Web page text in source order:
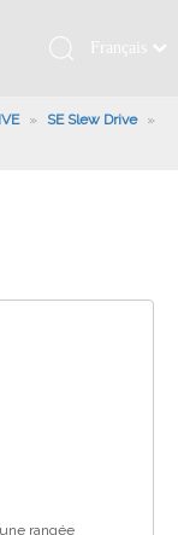
Français
românesc
Italiano
» SE Slew Drive
»
rangée